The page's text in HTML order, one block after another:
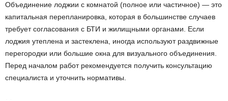
Объединение лоджии с комнатой (полное или частичное) — это
капитальная перепланировка, которая в большинстве случаев
требует согласования с БТИ и жилищными органами. Если
лоджия утеплена и застеклена, иногда используют раздвижные
перегородки или большие окна для визуального объединения.
Перед началом работ рекомендуется получить консультацию
специалиста и уточнить нормативы.